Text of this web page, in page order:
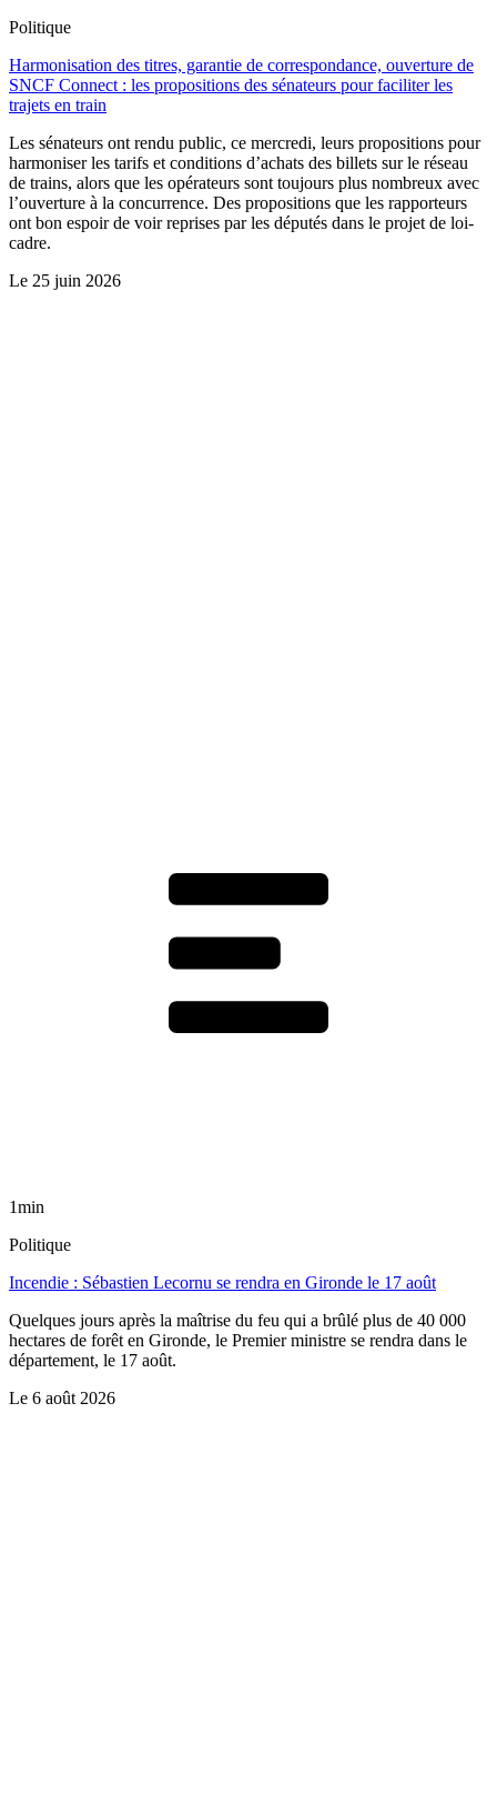
Politique
Harmonisation des titres, garantie de correspondance, ouverture de
SNCF Connect : les propositions des sénateurs pour faciliter les
trajets en train
Les sénateurs ont rendu public, ce mercredi, leurs propositions pour
harmoniser les tarifs et conditions d’achats des billets sur le réseau
de trains, alors que les opérateurs sont toujours plus nombreux avec
l’ouverture à la concurrence. Des propositions que les rapporteurs
ont bon espoir de voir reprises par les députés dans le projet de loi-
cadre.
Le 25 juin 2026
1min
Politique
Incendie : Sébastien Lecornu se rendra en Gironde le 17 août
Quelques jours après la maîtrise du feu qui a brûlé plus de 40 000
hectares de forêt en Gironde, le Premier ministre se rendra dans le
département, le 17 août.
Le 6 août 2026